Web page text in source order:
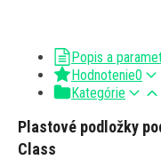
Popis a
Hodnotenie0
Kategórie
Plastové podložky
Class